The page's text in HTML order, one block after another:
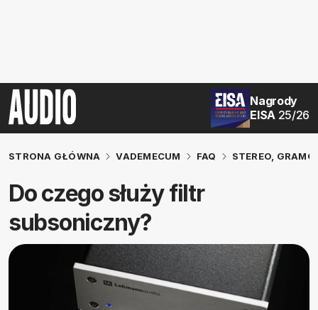
Nagrody
EISA 25/26
STRONA GŁÓWNA VADEMECUM FAQ STEREO,
Do czego służy filtr
subsoniczny?